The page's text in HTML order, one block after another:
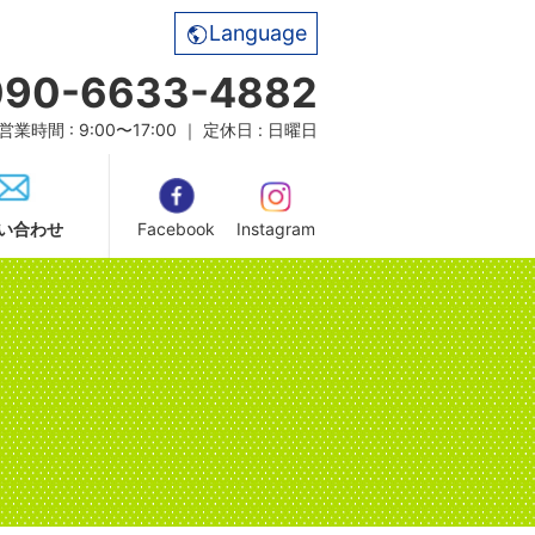
Language
6633-4882
業時間 : 9:00〜17:00 ｜ 定休日 : 日曜日
合わせ Facebook Instagram